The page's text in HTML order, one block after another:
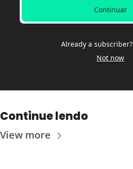
Continuar
Already a subscriber?
Not now
Continue lendo
View more